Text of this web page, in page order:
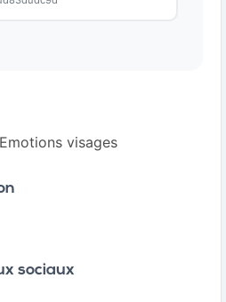
visages
sociaux